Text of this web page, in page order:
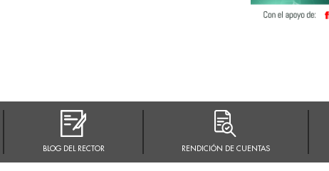
BLOG DEL RECTOR RENDICIÓN DE CUENTAS